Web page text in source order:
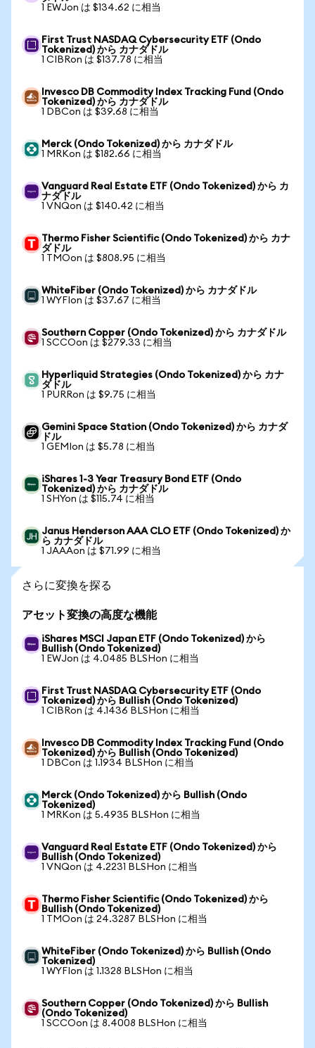
1 EWJon は $134.62 に相当
First Trust NASDAQ Cybersecurity ETF (Ondo
Tokenized) から カナダドル
1 CIBRon は $137.78 に相当
Invesco DB Commodity Index Tracking Fund (Ondo
Tokenized) から カナダドル
1 DBCon は $39.68 に相当
Merck (Ondo Tokenized) から カナダドル
1 MRKon は $182.66 に相当
Vanguard Real Estate ETF (Ondo Tokenized) から カ
ナダドル
1 VNQon は $140.42 に相当
Thermo Fisher Scientific (Ondo Tokenized) から カナ
ダドル
1 TMOon は $808.95 に相当
WhiteFiber (Ondo Tokenized) から カナダドル
1 WYFIon は $37.67 に相当
Southern Copper (Ondo Tokenized) から カナダドル
1 SCCOon は $279.33 に相当
Hyperliquid Strategies (Ondo Tokenized) から カナ
ダドル
1 PURRon は $9.75 に相当
Gemini Space Station (Ondo Tokenized) から カナダ
ドル
1 GEMIon は $5.78 に相当
iShares 1-3 Year Treasury Bond ETF (Ondo
Tokenized) から カナダドル
1 SHYon は $115.74 に相当
Janus Henderson AAA CLO ETF (Ondo Tokenized) か
ら カナダドル
1 JAAAon は $71.99 に相当
さらに変換を探る
アセット変換の高度な機能
iShares MSCI Japan ETF (Ondo Tokenized) から
Bullish (Ondo Tokenized)
1 EWJon は 4.0485 BLSHon に相当
First Trust NASDAQ Cybersecurity ETF (Ondo
Tokenized) から Bullish (Ondo Tokenized)
1 CIBRon は 4.1436 BLSHon に相当
Invesco DB Commodity Index Tracking Fund (Ondo
Tokenized) から Bullish (Ondo Tokenized)
1 DBCon は 1.1934 BLSHon に相当
Merck (Ondo Tokenized) から Bullish (Ondo
Tokenized)
1 MRKon は 5.4935 BLSHon に相当
Vanguard Real Estate ETF (Ondo Tokenized) から
Bullish (Ondo Tokenized)
1 VNQon は 4.2231 BLSHon に相当
Thermo Fisher Scientific (Ondo Tokenized) から
Bullish (Ondo Tokenized)
1 TMOon は 24.3287 BLSHon に相当
WhiteFiber (Ondo Tokenized) から Bullish (Ondo
Tokenized)
1 WYFIon は 1.1328 BLSHon に相当
Southern Copper (Ondo Tokenized) から Bullish
(Ondo Tokenized)
1 SCCOon は 8.4008 BLSHon に相当